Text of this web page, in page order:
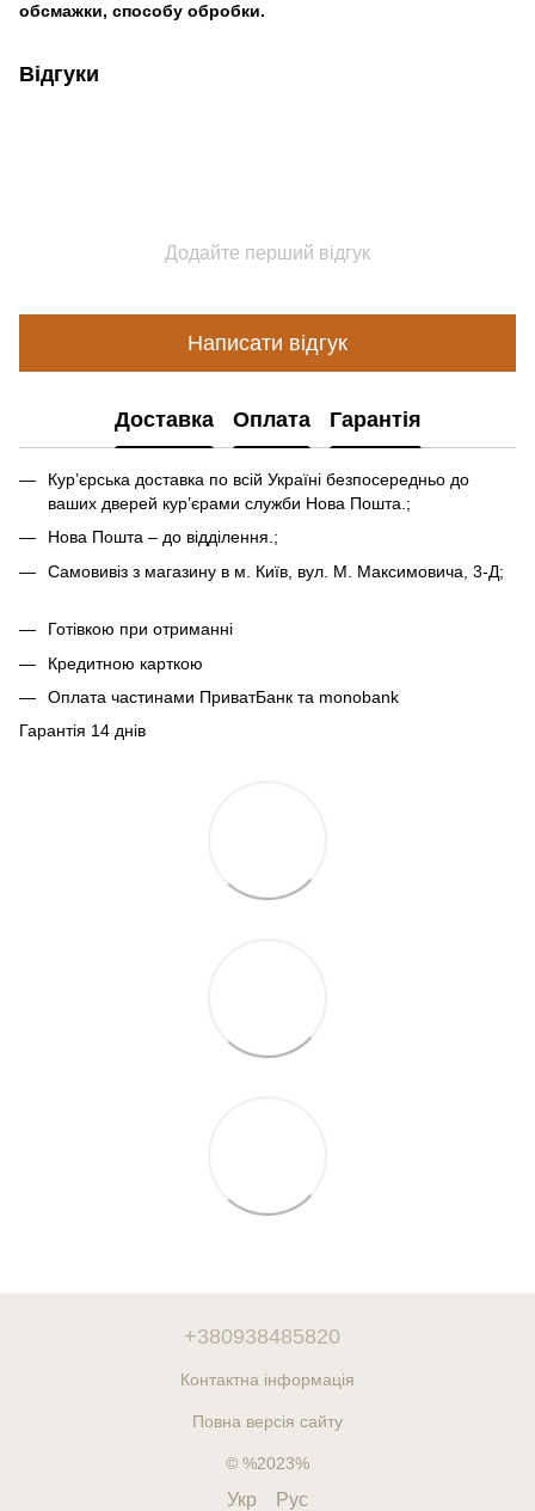
обсмажки, способу обробки.
Відгуки
Додайте перший відгук
Написати відгук
Доставка Оплата Гарантія
Кур’єрська доставка по всій Україні безпосередньо до
ваших дверей кур’єрами служби Нова Пошта.;
Нова Пошта – до відділення.;
Самовивіз з магазину в м. Київ, вул. М. Максимовича, 3-Д;
Готівкою при отриманні
Кредитною карткою
Оплата частинами ПриватБанк та monobank
Гарантія 14 днів
+380938485820
Контактна інформація
Повна версія сайту
© %2023%
Укр Рус